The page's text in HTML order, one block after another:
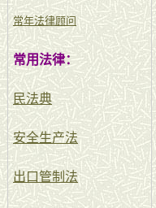
常年法律顾问
常用法律：
民法典
安全生产法
出口管制法